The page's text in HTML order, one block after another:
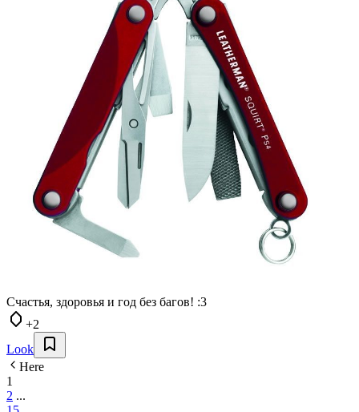
Счастья, здоровья и год без багов! :3
+2
Look
Here
1
2 ...